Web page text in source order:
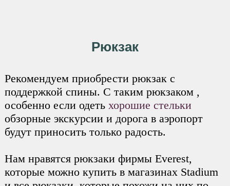
Рюкзак
Рекомендуем приобрести рюкзак с
поддержкой спины. С таким рюкзаком ,
особенно если одеть хорошие стельки
обзорные экскурсии и дорога в аэропорт
будут приносить только радость.
Нам нравятся рюкзаки фирмы Everest,
которые можно купить в магазинах Stadium